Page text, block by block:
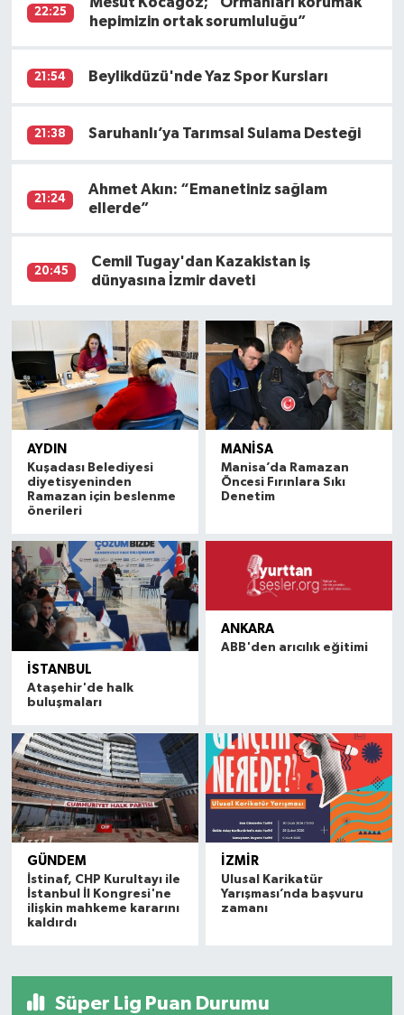
22:25
hepimizin ortak sorumluluğu”
21:54 Beylikdüzü'nde Yaz Spor Kursları
21:38 Saruhanlı’ya Tarımsal Sulama Desteği
21:24
Ahmet Akın: “Emanetiniz sağlam
ellerde”
20:45
Cemil Tugay'dan Kazakistan iş
dünyasına İzmir daveti
AYDIN
Kuşadası Belediyesi
diyetisyeninden
Ramazan için beslenme
önerileri
MANISA
Manisa’da Ramazan
Öncesi Fırınlara Sıkı
Denetim
İSTANBUL
Ataşehir'de halk
buluşmaları
ANKARA
ABB'den arıcılık eğitimi
GÜNDEM
İstinaf, CHP Kurultayı ile
İstanbul İl Kongresi'ne
ilişkin mahkeme kararını
kaldırdı
İZMIR
Ulusal Karikatür
Yarışması’nda başvuru
zamanı
Süper Lig Puan Durumu